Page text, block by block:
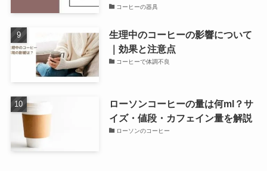
コーヒーの器具
生理中のコーヒーの影響について
｜効果と注意点
コーヒーで体調不良
ローソンコーヒーの量は何ml？サ
イズ・値段・カフェイン量を解説
ローソンのコーヒー